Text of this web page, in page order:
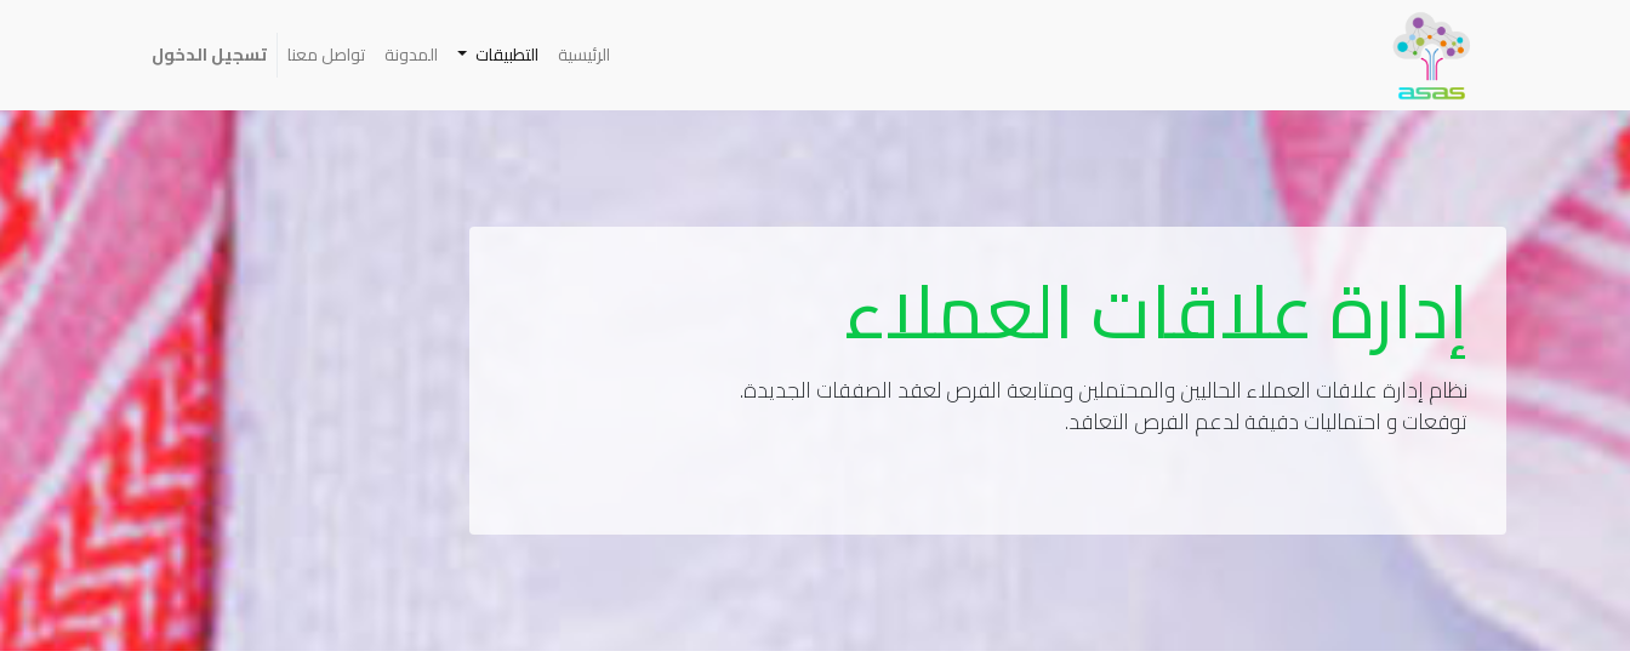
الرئيسية التطبيقات المدونة تواصل معنا تسجيل الدخول
إدارة علاقات العملاء
نظام إدارة علاقات العملاء الحاليين والمحتملين ومتابعة الفرص لعقد الصفقات الجديدة.
توقعات و احتماليات دقيقة لدعم الفرص التعاقد.